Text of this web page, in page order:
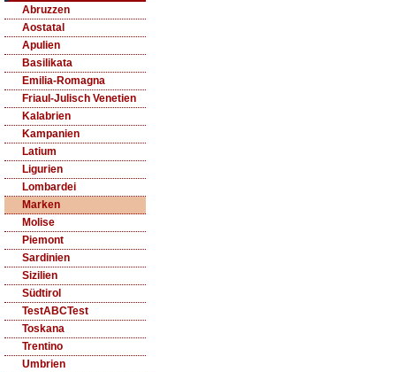
Abruzzen
Aostatal
Apulien
Basilikata
Emilia-Romagna
Friaul-Julisch Venetien
Kalabrien
Kampanien
Latium
Ligurien
Lombardei
Marken
Molise
Piemont
Sardinien
Sizilien
Südtirol
TestABCTest
Toskana
Trentino
Umbrien